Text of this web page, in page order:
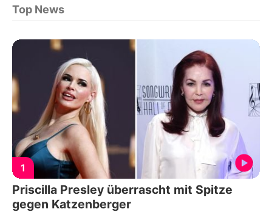
Top News
1
Priscilla Presley überrascht mit Spitze
gegen Katzenberger